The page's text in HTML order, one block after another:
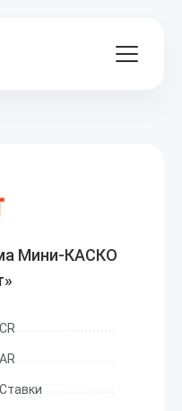
Мини-КАСКО
CR
AR
Ставки